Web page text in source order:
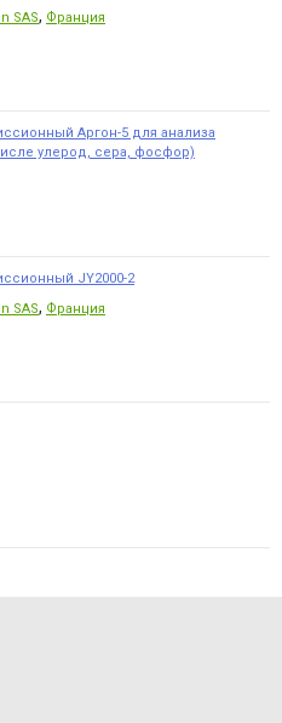
SAS, Франция
Аргон-5 для анализа
улерод, сера, фосфор)
JY2000-2
SAS, Франция